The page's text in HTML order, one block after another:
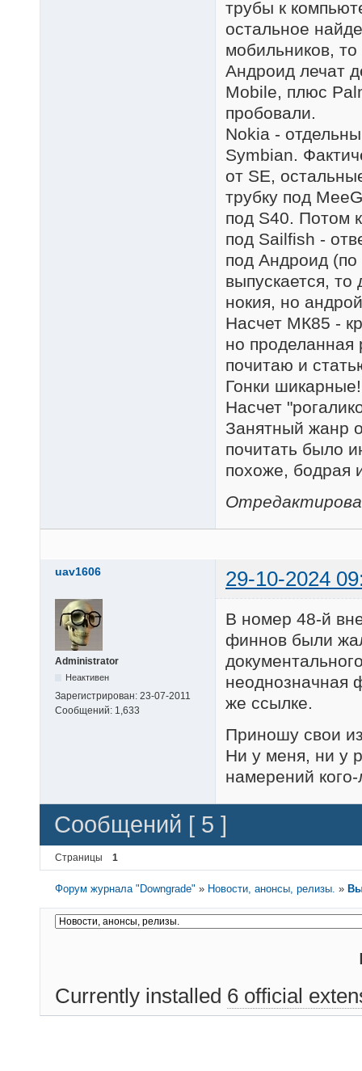
трубы к
остальное
мобильников,
Андроид лечат
Mobile, плюс
пробовали.
Nokia -
Symbian.
от SE,
трубку под
под S40. Потом
под Sailfish -
под Андроид
выпускается,
нокия, но
Насчет МК85 -
но проделанная
почитаю и
Гонки
Насчет
Занятный жанр
почитать было
похоже, бодрая
uav1606 29-10-2024
Administrator
Неактивен
Зарегистрирован: 23-07-2011
Сообщений: 1,633
В номер 48-й
финнов были
неоднозначная
же ссылке.
Приношу свои
Ни у меня, ни у
намерений
Сообщений [ 5 ]
Страницы 1
Форум журнала "Downgrade" » Новости, анонсы, релизы. »
Currently installed 6 official